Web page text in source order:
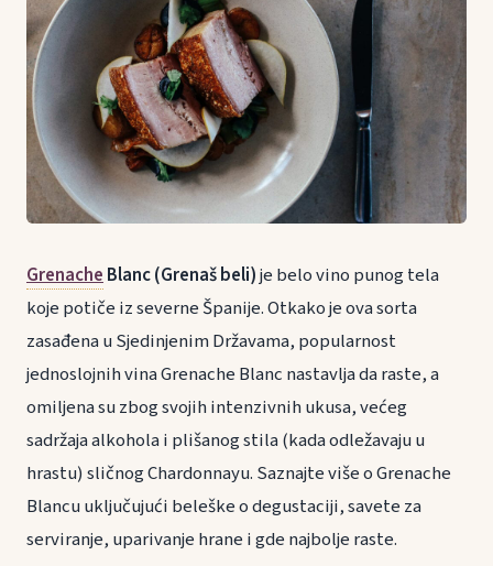
GrenacheBlanc (Grenaš beli)je belo vino punog tela
koje potiče iz severne Španije. Otkako je ova sorta
zasađena u Sjedinjenim Državama, popularnost
jednoslojnih vina Grenache Blanc nastavlja da raste, a
omiljena su zbog svojih intenzivnih ukusa, većeg
sadržaja alkohola i plišanog stila (kada odležavaju u
hrastu) sličnog Chardonnayu. Saznajte više o Grenache
Blancu uključujući beleške o degustaciji, savete za
serviranje, uparivanje hrane i gde najbolje raste.